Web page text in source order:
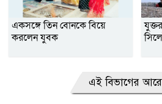
একসঙ্গে তিন বোনকে বিয়ে
করলেন যুবক
এই বিভাগের